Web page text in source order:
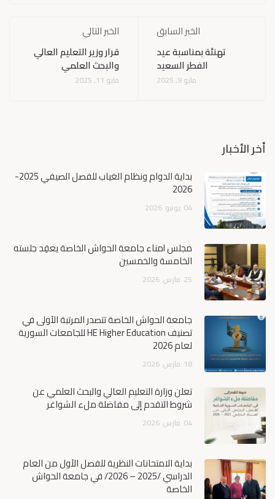
الخبر السابق
تهنئة بمناسبة عيد
الفطر السعيد
مايو 9, 2025
الخبر التالي
قرار وزير التعليم العالي
والبحث العلمي
مايو 11, 2025
أخر الأخبار
بداية الدوام ونظام الغياب للفصل الصيفي 2025-
2026
04 يونيو 2026
مجلس أمناء جامعة الحواش الخاصة يعقِد جلسته
الخامسة والخمسين
25 مارس 2026
جامعة الحواش الخاصة تتصدر المرتبة الأولى في
تصنيف HE Higher Education للجامعات السورية
لعام 2026
18 مارس 2026
تعلن وزارة التعليم العالي والبحث العلمي عن
شروط التقدم إلى مفاضلة ملء الشواغر
04 مارس 2026
بداية الامتحانات النظرية للفصل الأول من العام
الدراسي /2025 – 2026/ في جامعة الحواش
الخاصة